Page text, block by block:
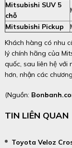
Mitsubishi SUV 5
chỗ
Mitsubishi Pickup
Khách hàng có nhu
lý chính hãng của
quốc, sau liên hệ với
hơn, nhận các
(Nguồn:
TIN LIÊN QUAN
Toyota Veloz